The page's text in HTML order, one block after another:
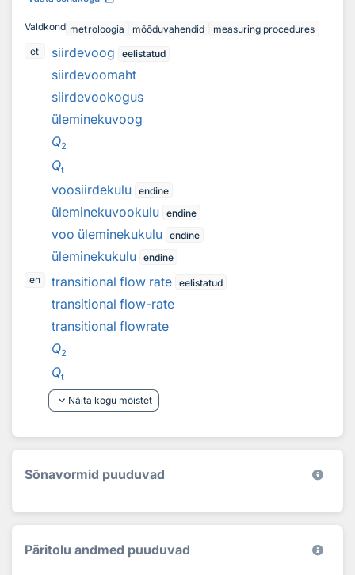
Valdkond metroloogia mõõduvahendid
measuring procedures
et
siirdevoog eelistatud
siirdevoomaht
siirdevookogus
üleminekuvoog
Q2
Qt
voosiirdekulu endine
üleminekuvookulu endine
voo üleminekukulu endine
üleminekukulu endine
en
transitional flow rate eelistatud
transitional flow-rate
transitional flowrate
Q2
Qt
keyboard_arrow_down Näita kogu mõistet
Sõnavormid puuduvad
Päritolu andmed puuduvad